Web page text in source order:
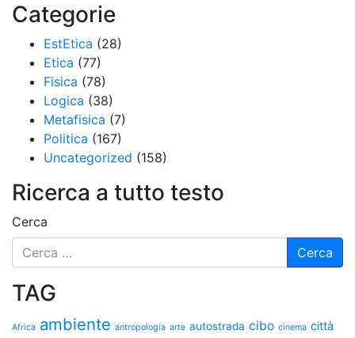
Categorie
EstEtica (28)
Etica (77)
Fisica (78)
Logica (38)
Metafisica (7)
Politica (167)
Uncategorized (158)
Ricerca a tutto testo
Cerca
TAG
Africa ambiente antropologia arte autostrada cibo cinema città